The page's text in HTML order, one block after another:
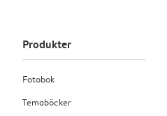
Produkter
Fotobok
Temaböcker